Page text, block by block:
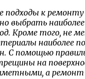
подходы к
выбрать
Кроме того, не
наиболее
С помощью
на
а